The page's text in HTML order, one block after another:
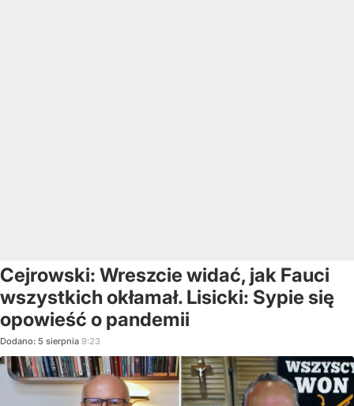
Cejrowski: Wreszcie widać, jak Fauci
wszystkich okłamał. Lisicki: Sypie się
opowieść o pandemii
Dodano: 5 sierpnia 9:23